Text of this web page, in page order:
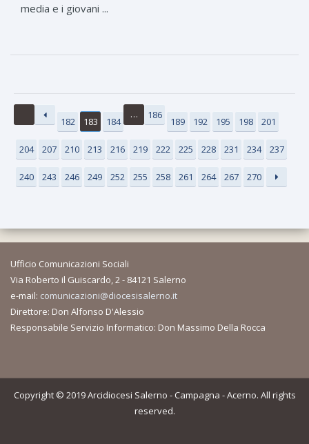
media e i giovani ...
182 183 184
… 186
189 192 195 198 201
204 207 210 213 216 219 222 225 228 231 234 237
240 243 246 249 252 255 258 261 264 267 270
Ufficio Comunicazioni Sociali
Via Roberto il Guiscardo, 2 - 84121 Salerno
e-mail: comunicazioni@diocesisalerno.it
Direttore: Don Alfonso D'Alessio
Responsabile Servizio Informatico: Don Massimo Della Rocca
Copyright © 2019 Arcidiocesi Salerno - Campagna - Acerno. All rights
reserved.